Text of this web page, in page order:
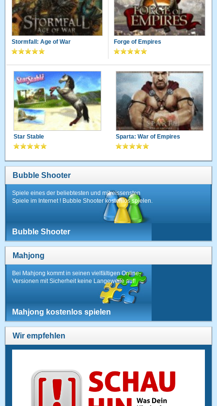
Stormfall: Age of War Forge of Empires
Star Stable Sparta: War of Empires
Bubble Shooter
Spiele eines der beliebtesten und mitreissensten
Spiele im Internet ! Bubble Shooter kostenlos spielen.
Bubble Shooter
Mahjong
Bei Mahjong kommt in seinen vielfältigen Online-
Versionen mit Sicherheit keine Langeweile auf!
Mahjong kostenlos spielen
Wir empfehlen